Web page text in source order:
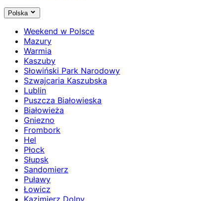
Polska
Weekend w Polsce
Mazury
Warmia
Kaszuby
Słowiński Park Narodowy
Szwajcaria Kaszubska
Lublin
Puszcza Białowieska
Białowieża
Gniezno
Frombork
Hel
Płock
Słupsk
Sandomierz
Puławy
Łowicz
Kazimierz Dolny